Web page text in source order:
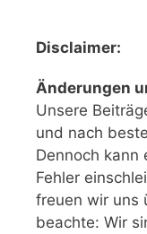
Disclaimer:
Änderungen
Unsere
und nach
Dennoch kann
Fehler
freuen wir uns
beachte: Wir